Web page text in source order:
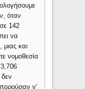
όταν
142
να
μιας και
νομοθεσία
ν’